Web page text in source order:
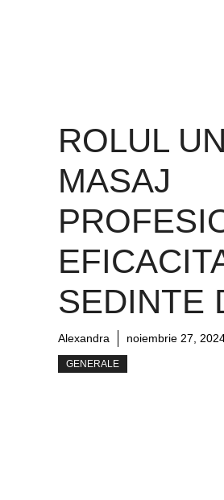
ROLUL
MASAJ
SEDINTE
Alexandra noiembrie 27,
GENERALE